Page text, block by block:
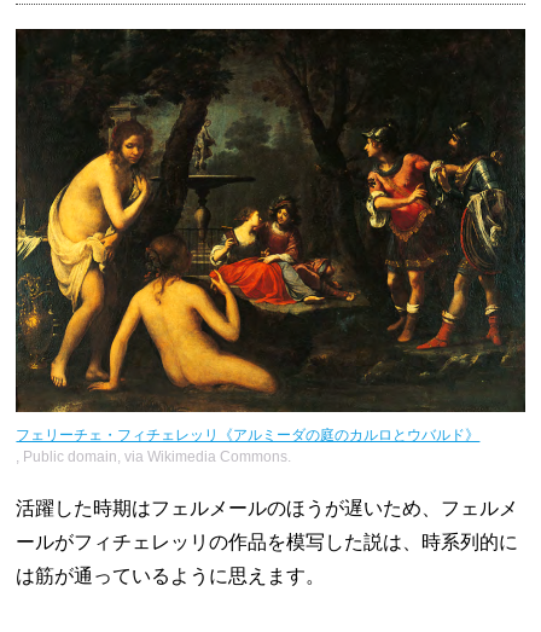
フェリーチェ・フィチェレッリ《アルミーダの庭のカルロとウバルド》
, Public domain, via Wikimedia Commons.
活躍した時期はフェルメールのほうが遅いため、フェルメ
ールがフィチェレッリの作品を模写した説は、時系列的に
は筋が通っているように思えます。